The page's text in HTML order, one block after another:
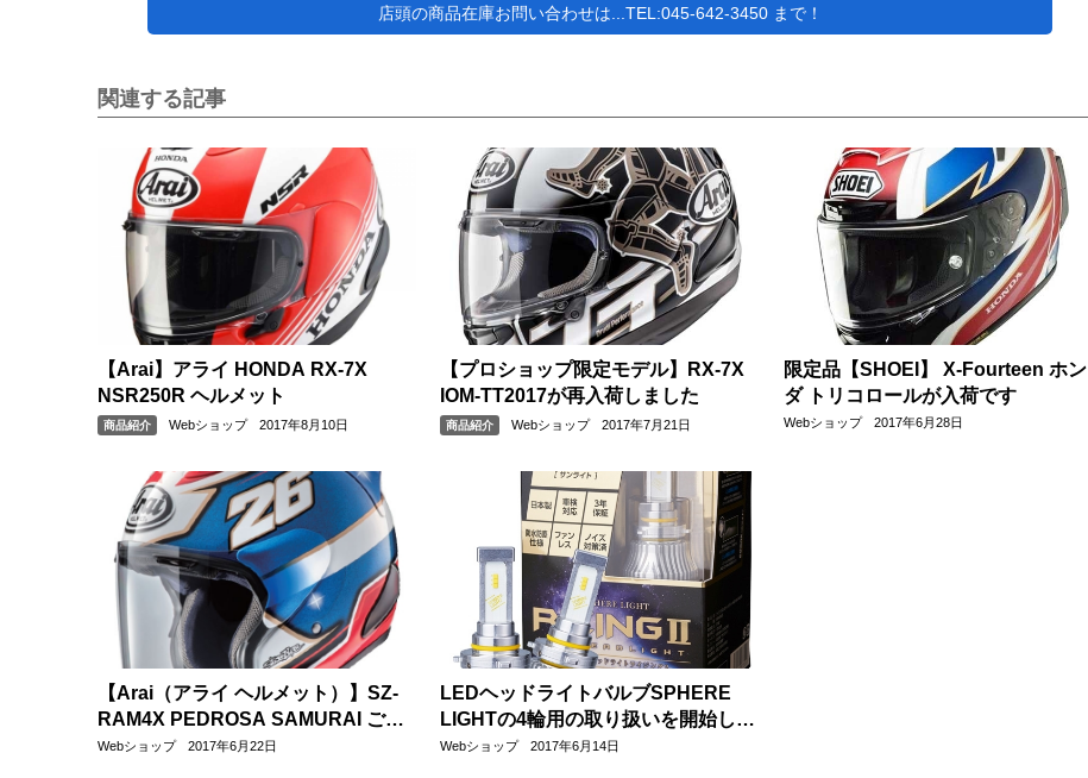
店頭の商品在庫お問い合わせは...TEL:045-642-3450 まで！
関連する記事
【Arai】アライ HONDA RX-7X
NSR250R ヘルメット
商品紹介 Webショップ 2017年8月10日
【プロショップ限定モデル】RX-7X
IOM-TT2017が再入荷しました
商品紹介 Webショップ 2017年7月21日
限定品【SHOEI】 X-Fourteen ホン
ダ トリコロールが入荷です
Webショップ 2017年6月28日
【Arai（アライ ヘルメット）】SZ-
RAM4X PEDROSA SAMURAI ご予
約受付中
Webショップ 2017年6月22日
LEDヘッドライトバルブSPHERE
LIGHTの4輪用の取り扱いを開始しま
した！
Webショップ 2017年6月14日